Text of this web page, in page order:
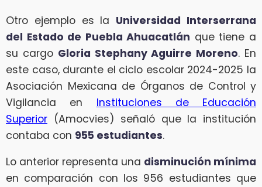
Otro ejemplo es la Universidad Interserrana
del Estado de Puebla Ahuacatlán que tiene a
su cargo Gloria Stephany Aguirre Moreno. En
este caso, durante el ciclo escolar 2024-2025 la
Asociación Mexicana de Órganos de Control y
Vigilancia en Instituciones de Educación
Superior (Amocvies) señaló que la institución
contaba con 955 estudiantes.
Lo anterior representa una disminución mínima
en comparación con los 956 estudiantes que